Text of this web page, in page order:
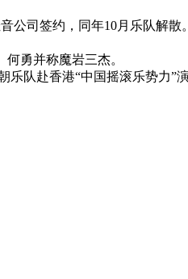
公司签约，同年10月乐队解散。
勇并称魔岩三杰。
乐队赴香港“中国摇滚乐势力”演